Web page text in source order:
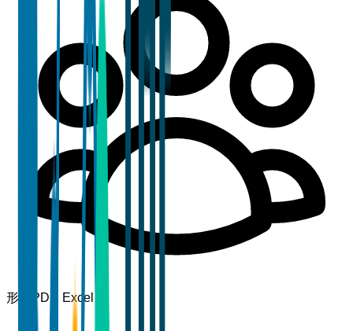
形式 PDF, Excel